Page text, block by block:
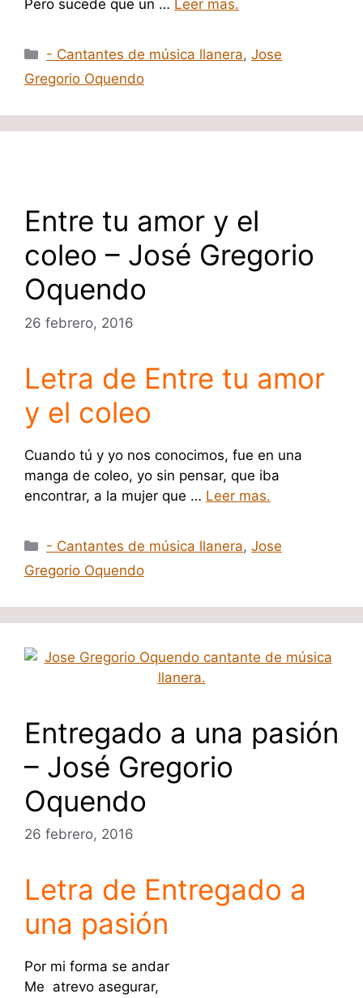
Pero sucede que un … Leer mas.
Categorías
- Cantantes de música llanera,Jose
Gregorio Oquendo
Entre tu amor y el
coleo – José Gregorio
Oquendo
26 febrero, 2016
Letra de Entre tu amor
y el coleo
Cuando tú y yo nos conocimos, fue en una
manga de coleo, yo sin pensar, que iba
encontrar, a la mujer que … Leer mas.
Categorías
- Cantantes de música llanera,Jose
Gregorio Oquendo
Entregado a una pasión
– José Gregorio
Oquendo
26 febrero, 2016
Letra de Entregado a
una pasión
Por mi forma se andar
Me atrevo asegurar,